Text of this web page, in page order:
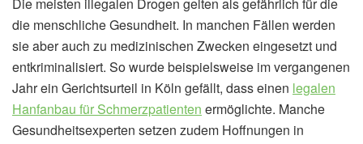
die menschliche Gesundheit. In manchen Fällen werden
sie aber auch zu medizinischen Zwecken eingesetzt und
entkriminalisiert. So wurde beispielsweise im vergangenen
Jahr ein Gerichtsurteil in Köln gefällt, dass einen legalen
Hanfanbau für Schmerzpatienten ermöglichte. Manche
Gesundheitsexperten setzen zudem Hoffnungen in